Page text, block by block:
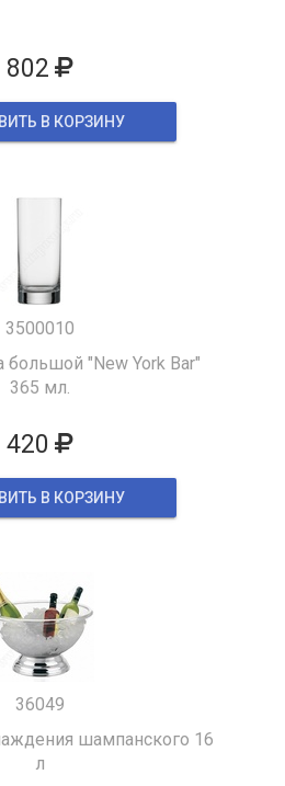
802
В КОРЗИНУ
3500010
большой "New York Bar"
365 мл.
420
В КОРЗИНУ
36049
шампанского 16
л